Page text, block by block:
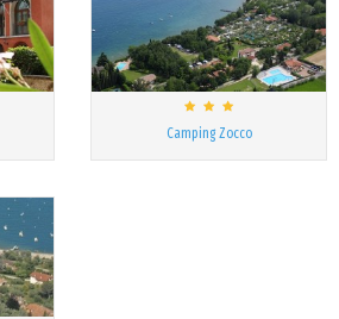
Camping Zocco